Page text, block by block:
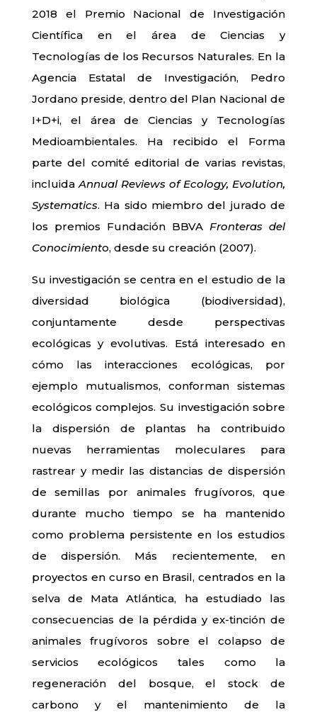
2018 el Premio Nacional de Investigación
Científica en el área de Ciencias y
Tecnologías de los Recursos Naturales. En la
Agencia Estatal de Investigación, Pedro
Jordano preside, dentro del Plan Nacional de
I+D+i, el área de Ciencias y Tecnologías
Medioambientales. Ha recibido el Forma
parte del comité editorial de varias revistas,
incluidaAnnual Reviews of Ecology, Evolution,
Systematics. Ha sido miembro del jurado de
los premios Fundación BBVAFronteras del
Conocimiento, desde su creación (2007).
Su investigación se centra en el estudio de la
diversidad biológica (biodiversidad),
conjuntamente desde perspectivas
ecológicas y evolutivas. Está interesado en
cómo las interacciones ecológicas, por
ejemplo mutualismos, conforman sistemas
ecológicos complejos. Su investigación sobre
la dispersión de plantas ha contribuido
nuevas herramientas moleculares para
rastrear y medir las distancias de dispersión
de semillas por animales frugívoros, que
durante mucho tiempo se ha mantenido
como problema persistente en los estudios
de dispersión. Más recientemente, en
proyectos en curso en Brasil, centrados en la
selva de Mata Atlántica, ha estudiado las
consecuencias de la pérdida y ex-tinción de
animales frugívoros sobre el colapso de
servicios ecológicos tales como la
regeneración del bosque, el stock de
carbono y el mantenimiento de la